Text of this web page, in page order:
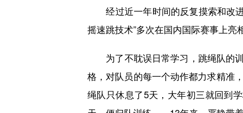
经过近一年时间的反复摸索和改进
摇速跳技术”多次在国内国际赛事上亮
为了不耽误日常学习，跳绳队的训
格，对队员的每一个动作都力求精准
绳队只休息了5天，大年初三就回到